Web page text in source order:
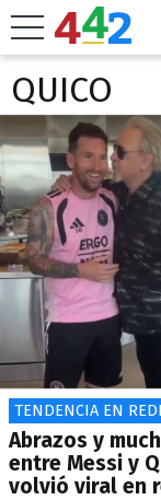
QUICO
TENDENCIA EN
Abrazos y
entre Messi y
volvió viral en